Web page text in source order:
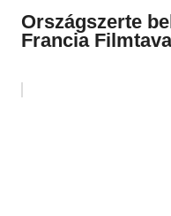
Országszerte
Francia